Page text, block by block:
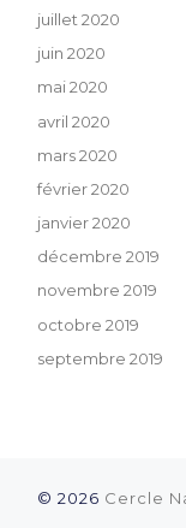
juillet 2020
juin 2020
mai 2020
avril 2020
mars 2020
février 2020
janvier 2020
décembre 2019
novembre 2019
octobre 2019
septembre 2019
© 2026 Cercle